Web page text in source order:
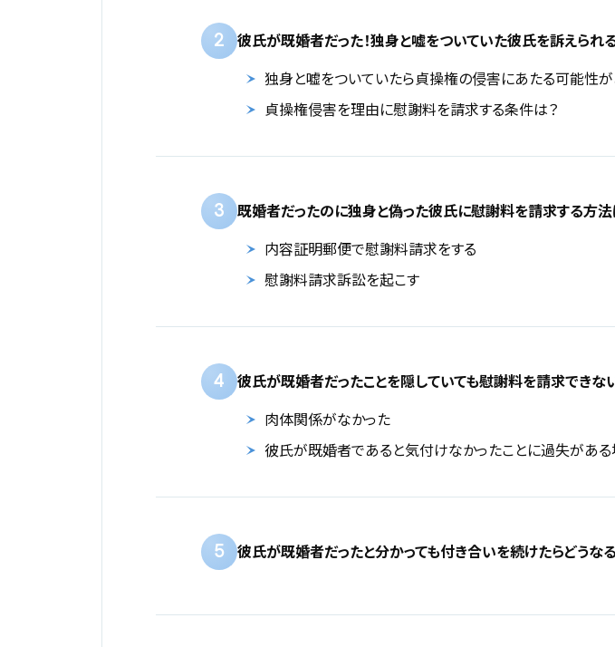
2
彼氏が既婚者だった！独身と嘘をついていた彼氏を訴えられ
独身と嘘をついていたら貞操権の侵害にあたる可能性
貞操権侵害を理由に慰謝料を請求する条件は？
3
既婚者だったのに独身と偽った彼氏に慰謝料を請求する方法
内容証明郵便で慰謝料請求をする
慰謝料請求訴訟を起こす
4
彼氏が既婚者だったことを隠していても慰謝料を請求できな
肉体関係がなかった
彼氏が既婚者であると気付けなかったことに過失があ
5 彼氏が既婚者だったと分かっても付き合いを続けたらどうな